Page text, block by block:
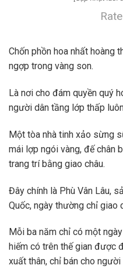
Chốn phồn hoa nhất hoàng
ngợp trong vàng son.
Là nơi cho đám quyền quý
người dân tầng lớp thấp
Một tòa nhà tinh xảo sừng
mái lợp ngói vàng, đế chân
trang trí bằng giao châu.
Đây chính là Phù Vân Lâu,
Quốc, ngày thường chỉ giao
Mỗi ba năm chỉ có một
hiếm có trên thế gian được
xuất thân, chỉ bán cho